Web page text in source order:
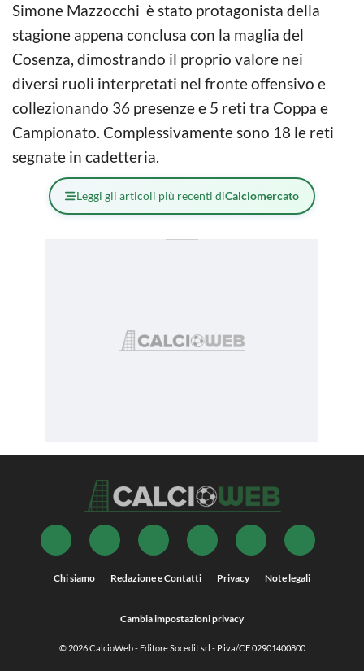
Simone Mazzocchi è stato protagonista della
stagione appena conclusa con la maglia del
Cosenza, dimostrando il proprio valore nei
diversi ruoli interpretati nel fronte offensivo e
collezionando 36 presenze e 5 reti tra Coppa e
Campionato. Complessivamente sono 18 le reti
segnate in cadetteria.
Leggi gli articoli più recenti diCalciomercato
Chi siamo Redazione e Contatti Privacy Note legali
Cambia impostazioni privacy
© 2026CalcioWeb- Editore Socedit srl - P.iva/CF 02901400800